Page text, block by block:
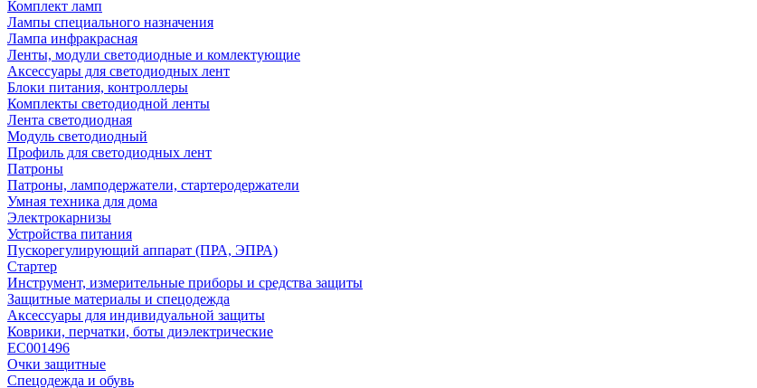
Комплект ламп
Лампы специального назначения
Лампа инфракрасная
Ленты, модули светодиодные и комлектующие
Аксессуары для светодиодных лент
Блоки питания, контроллеры
Комплекты светодиодной ленты
Лента светодиодная
Модуль светодиодный
Профиль для светодиодных лент
Патроны
Патроны, ламподержатели, стартеродержатели
Умная техника для дома
Электрокарнизы
Устройства питания
Пускорегулирующий аппарат (ПРА, ЭПРА)
Стартер
Инструмент, измерительные приборы и средства защиты
Защитные материалы и спецодежда
Аксессуары для индивидуальной защиты
Коврики, перчатки, боты диэлектрические
EC001496
Очки защитные
Спецодежда и обувь